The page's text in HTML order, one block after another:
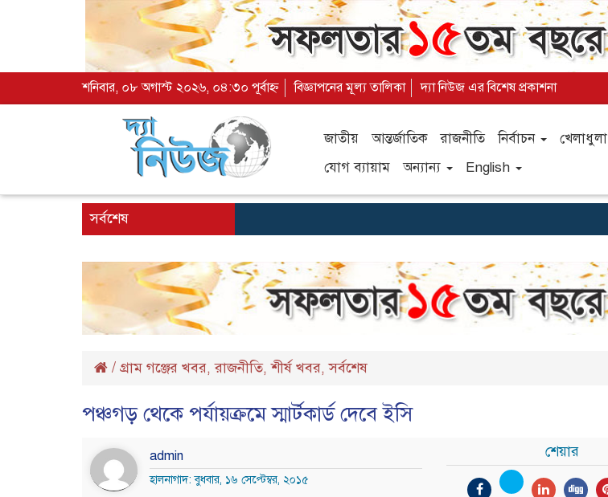
শনিবার, ০৮ অগাস্ট ২০২৬, ০৪:৩০ পূর্বাহ্ন বিজ্ঞাপনের মূল্য তালিকা দ্যা নিউজ এর বিশেষ প্রকাশনা
জাতীয় আন্তর্জাতিক রাজনীতি নির্বাচন খেলাধুলা
যোগ ব্যায়াম
অন্যান্য English
সর্বশেষ
/ গ্রাম গঞ্জের খবর,রাজনীতি,শীর্ষ খবর,সর্বশেষ
পঞ্চগড় থেকে পর্যায়ক্রমে স্মার্টকার্ড দেবে ইসি
admin
হালনাগাদ: বুধবার, ১৬ সেপ্টেম্বর, ২০১৫
শেয়ার